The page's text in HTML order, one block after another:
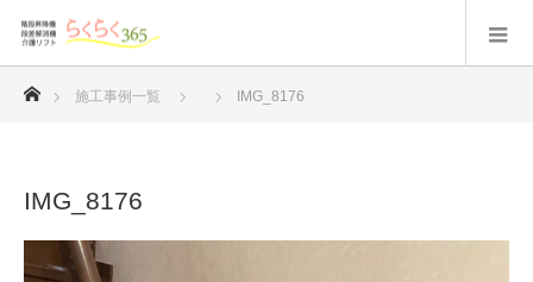
ホーム
施工事例一覧 IMG_8176
IMG_8176